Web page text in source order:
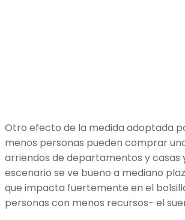
Otro efecto de la medida adoptada
menos personas pueden comprar
arriendos de departamentos y casas
escenario se ve bueno a mediano
que impacta fuertemente en el
personas con menos recursos- el